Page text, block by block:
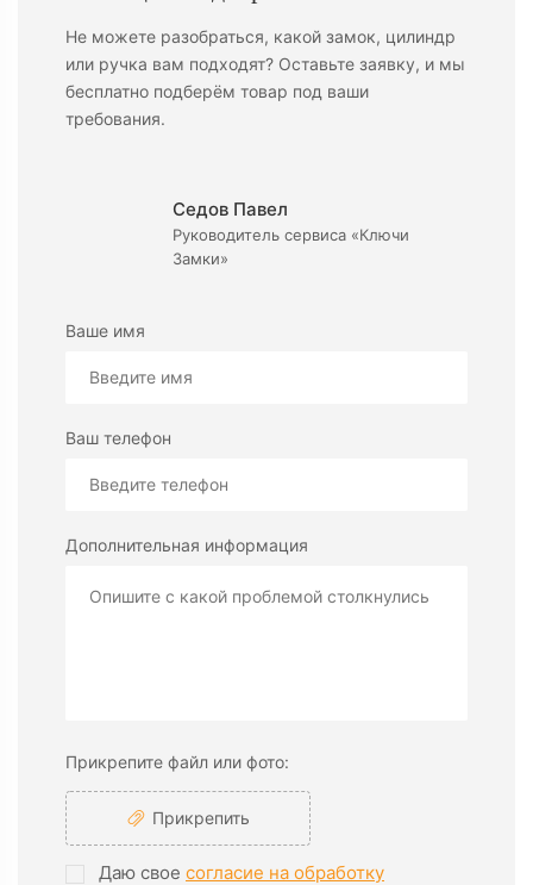
Не можете разобраться, какой замок, цилиндр
или ручка вам подходят? Оставьте заявку, и мы
бесплатно подберём товар под ваши
требования.
Седов Павел
Руководитель сервиса «Ключи
Замки»
Ваше имя
Ваш телефон
Дополнительная информация
Прикрепите файл или фото:
Прикрепить
Даю свое согласие на обработку